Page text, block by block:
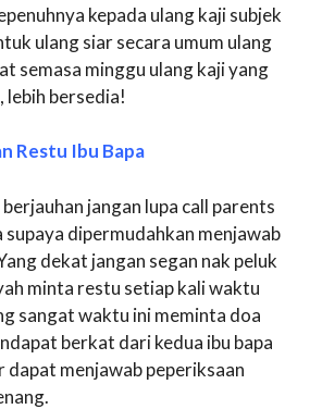
kepada ulang kaji subjek
ulang siar secara umum ulang
semasa minggu ulang kaji yang
lebih bersedia!
Restu Ibu Bapa
jangan lupa call parents
dipermudahkan menjawab
dekat jangan segan nak peluk
minta restu setiap kali waktu
sangat waktu ini meminta doa
berkat dari kedua ibu bapa
dapat menjawab peperiksaan